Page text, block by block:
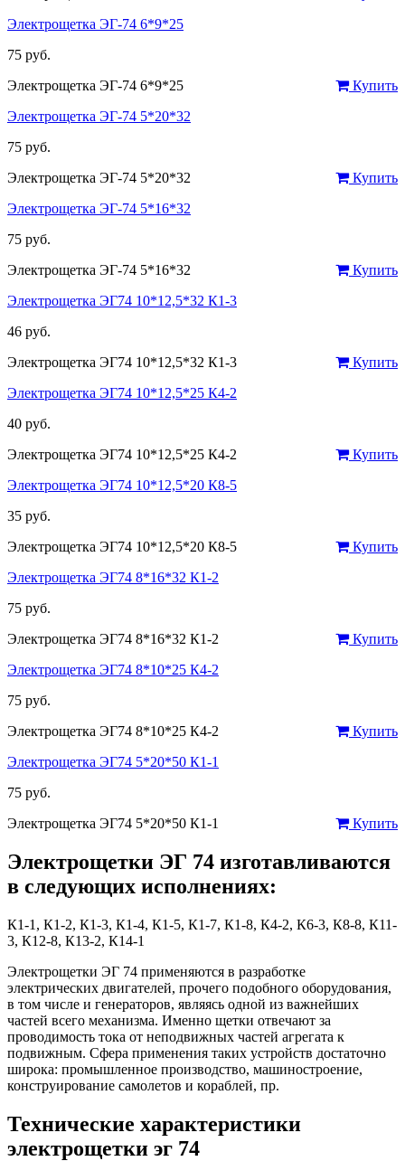
Электрощетка ЭГ-74 6*9*25
75 руб.
Купить
Электрощетка ЭГ-74 6*9*25
Электрощетка ЭГ-74 5*20*32
75 руб.
Купить
Электрощетка ЭГ-74 5*20*32
Электрощетка ЭГ-74 5*16*32
75 руб.
Купить
Электрощетка ЭГ-74 5*16*32
Электрощетка ЭГ74 10*12,5*32 К1-3
46 руб.
Купить
Электрощетка ЭГ74 10*12,5*32 К1-3
Электрощетка ЭГ74 10*12,5*25 К4-2
40 руб.
Купить
Электрощетка ЭГ74 10*12,5*25 К4-2
Электрощетка ЭГ74 10*12,5*20 К8-5
35 руб.
Купить
Электрощетка ЭГ74 10*12,5*20 К8-5
Электрощетка ЭГ74 8*16*32 К1-2
75 руб.
Купить
Электрощетка ЭГ74 8*16*32 К1-2
Электрощетка ЭГ74 8*10*25 К4-2
75 руб.
Купить
Электрощетка ЭГ74 8*10*25 К4-2
Электрощетка ЭГ74 5*20*50 К1-1
75 руб.
Купить
Электрощетка ЭГ74 5*20*50 К1-1
Электрощетки ЭГ 74 изготавливаются
в следующих исполнениях:
К1-1, К1-2, К1-3, К1-4, К1-5, К1-7, К1-8, К4-2, К6-3, К8-8, К11-
3, К12-8, К13-2, К14-1
Электрощетки ЭГ 74 применяются в разработке
электрических двигателей, прочего подобного оборудования,
в том числе и генераторов, являясь одной из важнейших
частей всего механизма. Именно щетки отвечают за
проводимость тока от неподвижных частей агрегата к
подвижным. Сфера применения таких устройств достаточно
широка: промышленное производство, машиностроение,
конструирование самолетов и кораблей, пр.
Технические характеристики
электрощетки эг 74